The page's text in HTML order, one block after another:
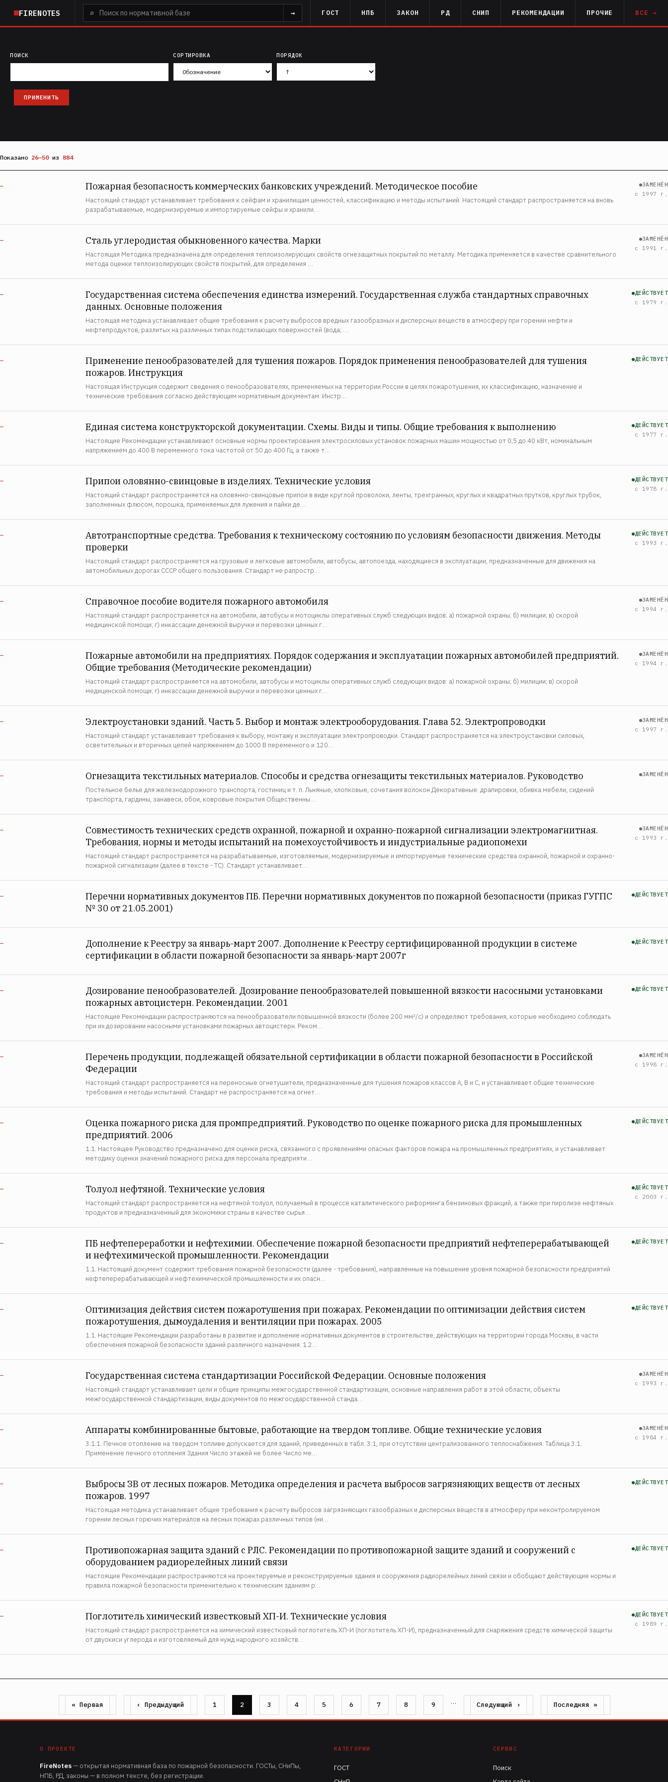
основному
FIRENOTES ⌕ → ГОСТ НПБ ЗАКОН РД СНИП РЕКОМЕНДАЦИИ ПРОЧИЕ ВСЕ →
ПОИСК СОРТИРОВКА ПОРЯДОК
Показано 26—50из 884
— Пожарная безопасность коммерческих банковских учреждений. Методическое пособие
Настоящий стандарт устанавливает требования к сейфам и хранилищам ценностей, классификацию и методы испытаний. Настоящий стандарт распространяется на вновь
разрабатываемые, модернизируемые и импортируемые сейфы и хранили…
ЗАМЕНЁН
с 1997 г.
— Сталь углеродистая обыкновенного качества. Марки
Настоящая Методика предназначена для определения теплоизолирующих свойств огнезащитных покрытий по металлу. Методика применяется в качестве сравнительного
метода оценки теплоизолирующих свойств покрытий, для определения …
ЗАМЕНЁН
с 1991 г.
—
Государственная система обеспечения единства измерений. Государственная служба стандартных справочных
данных. Основные положения
Настоящая методика устанавливает общие требования к расчету выбросов вредных газообразных и дисперсных веществ в атмосферу при горении нефти и
нефтепродуктов, разлитых на различных типах подстилающих поверхностей (вода; …
ДЕЙСТВУЕТ
с 1979 г.
—
Применение пенообразователей для тушения пожаров. Порядок применения пенообразователей для тушения
пожаров. Инструкция
Настоящая Инструкция содержит сведения о пенообразователях, применяемых на территории России в целях пожаротушения, их классификацию, назначение и
технические требования согласно действующим нормативным документам. Инстр…
ДЕЙСТВУЕТ
— Единая система конструкторской документации. Схемы. Виды и типы. Общие требования к выполнению
Настоящие Рекомендации устанавливают основные нормы проектирования электросиловых установок пожарных машин мощностью от 0,5 до 40 кВт, номинальным
напряжением до 400 В переменного тока частотой от 50 до 400 Гц, а также т…
ДЕЙСТВУЕТ
с 1977 г.
— Припои оловянно-свинцовые в изделиях. Технические условия
Настоящий стандарт распространяется на оловянно-свинцовые припои в виде круглой проволоки, ленты, трехгранных, круглых и квадратных прутков, круглых трубок,
заполненных флюсом, порошка, применяемых для лужения и пайки де…
ДЕЙСТВУЕТ
с 1978 г.
—
Автотранспортные средства. Требования к техническому состоянию по условиям безопасности движения. Методы
проверки
Настоящий стандарт распространяется на грузовые и легковые автомобили, автобусы, автопоезда, находящиеся в эксплуатации, предназначенные для движения на
автомобильных дорогах СССР общего пользования. Стандарт не рапростр…
ДЕЙСТВУЕТ
с 1993 г.
— Справочное пособие водителя пожарного автомобиля
Настоящий стандарт распространяется на автомобили, автобусы и мотоциклы оперативных служб следующих видов: а) пожарной охраны; б) милиции; в) скорой
медицинской помощи; г) инкассации денежной выручки и перевозки ценных г…
ЗАМЕНЁН
с 1994 г.
—
Пожарные автомобили на предприятиях. Порядок содержания и эксплуатации пожарных автомобилей предприятий.
Общие требования (Методические рекомендации)
Настоящий стандарт распространяется на автомобили, автобусы и мотоциклы оперативных служб следующих видов: а) пожарной охраны; б) милиции; в) скорой
медицинской помощи; г) инкассации денежной выручки и перевозки ценных г…
ЗАМЕНЁН
с 1994 г.
— Электроустановки зданий. Часть 5. Выбор и монтаж электрооборудования. Глава 52. Электропроводки
Настоящий стандарт устанавливает требования к выбору, монтажу и эксплуатации электропроводки. Стандарт распространяется на электроустановки силовых,
осветительных и вторичных цепей напряжением до 1000 В переменного и 120…
ЗАМЕНЁН
с 1997 г.
— Огнезащита текстильных материалов. Способы и средства огнезащиты текстильных материалов. Руководство
Постельное белье для железнодорожного транспорта, гостиниц и т. п. Льняные, хлопковые, сочетания волокон Декоративные: драпировки, обивка мебели, сидений
транспорта, гардины, занавеси, обои, ковровые покрытия Общественны…
ЗАМЕНЁН
—
Совместимость технических средств охранной, пожарной и охранно-пожарной сигнализации электромагнитная.
Требования, нормы и методы испытаний на помехоустойчивость и индустриальные радиопомехи
Настоящий стандарт распространяется на разрабатываемые, изготовляемые, модернизируемые и импортируемые технические средства охранной, пожарной и охранно-
пожарной сигнализации (далее в тексте - ТС). Стандарт устанавливает…
ЗАМЕНЁН
с 1993 г.
—
Перечни нормативных документов ПБ. Перечни нормативных документов по пожарной безопасности (приказ ГУГПС
№ 30 от 21.05.2001)
ДЕЙСТВУЕТ
—
Дополнение к Реестру за январь-март 2007. Дополнение к Реестру сертифицированной продукции в системе
сертификации в области пожарной безопасности за январь-март 2007г
ДЕЙСТВУЕТ
—
Дозирование пенообразователей. Дозирование пенообразователей повышенной вязкости насосными установками
пожарных автоцистерн. Рекомендации. 2001
Настоящие Рекомендации распространяются на пенообразователи повышенной вязкости (более 200 мм²/с) и определяют требования, которые необходимо соблюдать
при их дозировании насосными установками пожарных автоцистерн. Реком…
ДЕЙСТВУЕТ
—
Перечень продукции, подлежащей обязательной сертификации в области пожарной безопасности в Российской
Федерации
Настоящий стандарт распространяется на переносные огнетушители, предназначенные для тушения пожаров классов А, В и С, и устанавливает общие технические
требования и методы испытаний. Стандарт не распространяется на огнет…
ЗАМЕНЁН
с 1998 г.
—
Оценка пожарного риска для промпредприятий. Руководство по оценке пожарного риска для промышленных
предприятий. 2006
1.1. Настоящее Руководство предназначено для оценки риска, связанного с проявлениями опасных факторов пожара на промышленных предприятиях, и устанавливает
методику оценки значений пожарного риска для персонала предприяти…
ДЕЙСТВУЕТ
— Толуол нефтяной. Технические условия
Настоящий стандарт распространяется на нефтяной толуол, получаемый в процессе каталитического риформинга бензиновых фракций, а также при пиролизе нефтяных
продуктов и предназначенный для экономики страны в качестве сырья…
ДЕЙСТВУЕТ
с 2003 г.
—
ПБ нефтепереработки и нефтехимии. Обеспечение пожарной безопасности предприятий нефтеперерабатывающей
и нефтехимической промышленности. Рекомендации
1.1. Настоящий документ содержит требования пожарной безопасности (далее - требования), направленные на повышение уровня пожарной безопасности предприятий
нефтеперерабатывающей и нефтехимической промышленности и их опасн…
ДЕЙСТВУЕТ
—
Оптимизация действия систем пожаротушения при пожарах. Рекомендации по оптимизации действия систем
пожаротушения, дымоудаления и вентиляции при пожарах. 2005
1.1. Настоящие Рекомендации разработаны в развитие и дополнение нормативных документов в строительстве, действующих на территории города Москвы, в части
обеспечения пожарной безопасности зданий различного назначения. 1.2…
ДЕЙСТВУЕТ
— Государственная система стандартизации Российской Федерации. Основные положения
Настоящий стандарт устанавливает цели и общие принципы межгосударственной стандартизации, основные направления работ в этой области, объекты
межгосударственной стандартизации, виды документов по межгосударственной станда…
ЗАМЕНЁН
с 1993 г.
— Аппараты комбинированные бытовые, работающие на твердом топливе. Общие технические условия
3.1.1. Печное отопление на твердом топливе допускается для зданий, приведенных в табл. 3.1, при отсутствии централизованного теплоснабжения. Таблица 3.1.
Применение печного отопления Здания Число этажей не более Число ме…
ЗАМЕНЁН
с 1984 г.
—
Выбросы ЗВ от лесных пожаров. Методика определения и расчета выбросов загрязняющих веществ от лесных
пожаров. 1997
Настоящая методика устанавливает общие требования к расчету выбросов загрязняющих газообразных и дисперсных веществ в атмосферу при неконтролируемом
горении лесных горючих материалов на лесных пожарах различных типов (ни…
ДЕЙСТВУЕТ
—
Противопожарная защита зданий с РЛС. Рекомендации по противопожарной защите зданий и сооружений с
оборудованием радиорелейных линий связи
Настоящие Рекомендации распространяются на проектируемые и реконструируемые здания и сооружения радиорелейных линий связи и обобщают действующие нормы и
правила пожарной безопасности применительно к техническим зданиям р…
ДЕЙСТВУЕТ
— Поглотитель химический известковый ХП-И. Технические условия
Настоящий стандарт распространяется на химический известковый поглотитель ХП-И (поглотитель ХП-И), предназначенный для снаряжения средств химической защиты
от двуокиси углерода и изготовляемый для нужд народного хозяйств…
ДЕЙСТВУЕТ
с 1989 г.
Нумерация
страниц
страница
« Первая
страница
‹ Предыдущий Страница
1 Страница
2 Страница
3 Страница
4 Страница
5 Страница
6 Страница
7 Страница
8 Страница
9 …
Следующая
страница
Следующий ›
страница
Последняя »
О ПРОЕКТЕ
FireNotes— открытая нормативная база по пожарной безопасности. ГОСТы, СНиПы,
НПБ, РД, законы — в полном тексте, без регистрации.
КАТЕГОРИИ
ГОСТ
СЕРВИС
Поиск